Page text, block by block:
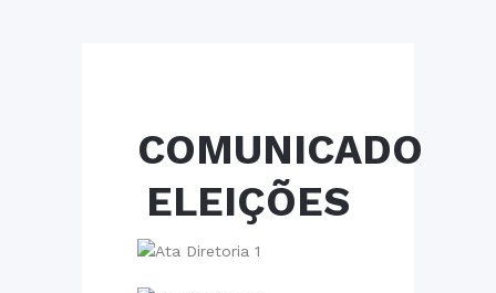
COMUNICADO
ELEIÇÕES